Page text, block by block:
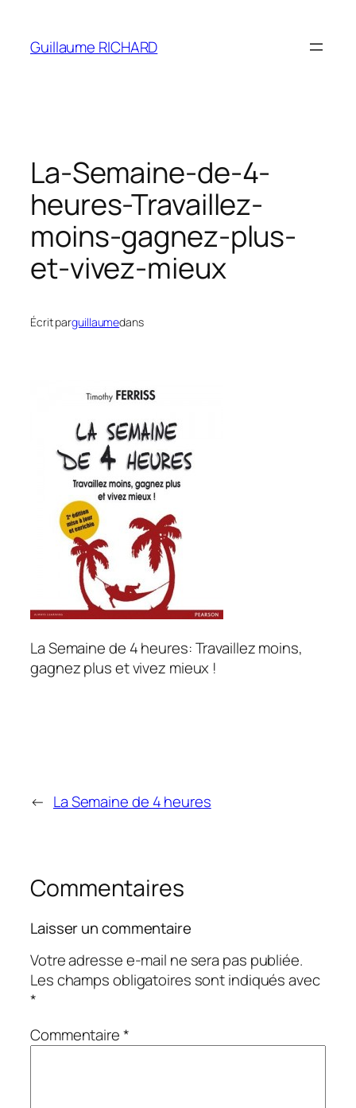
contenu
Guillaume RICHARD
La-Semaine-de-4-
heures-Travaillez-
moins-gagnez-plus-
et-vivez-mieux
Écrit parguillaumedans
La Semaine de 4 heures: Travaillez moins,
gagnez plus et vivez mieux !
← La Semaine de 4 heures
Commentaires
Laisser un commentaire
Votre adresse e-mail ne sera pas publiée.
Les champs obligatoires sont indiqués avec
*
Commentaire*